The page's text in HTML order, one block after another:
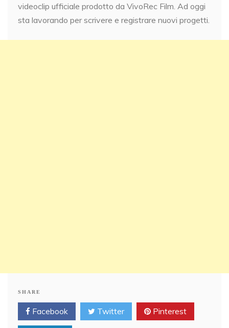
videoclip ufficiale prodotto da VivoRec Film. Ad oggi
sta lavorando per scrivere e registrare nuovi progetti.
SHARE
Facebook Twitter Pinterest